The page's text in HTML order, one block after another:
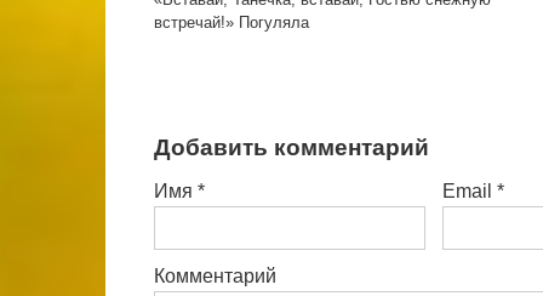
встречай!» Погуляла
Добавить комментарий
Имя * Email *
Комментарий